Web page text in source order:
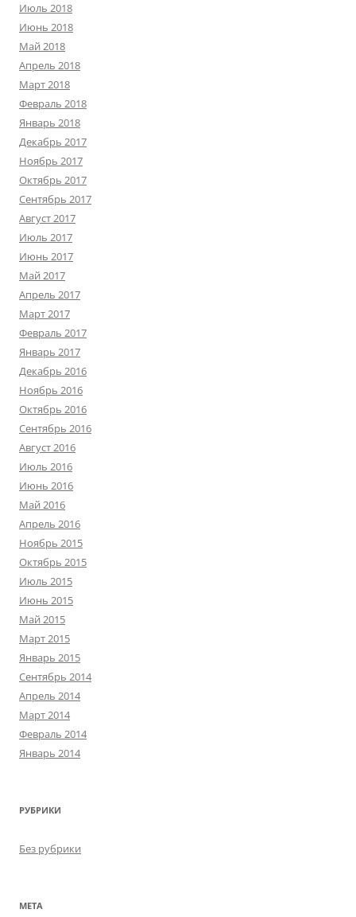
Июль 2018
Июнь 2018
Май 2018
Апрель 2018
Март 2018
Февраль 2018
Январь 2018
Декабрь 2017
Ноябрь 2017
Октябрь 2017
Сентябрь 2017
Август 2017
Июль 2017
Июнь 2017
Май 2017
Апрель 2017
Март 2017
Февраль 2017
Январь 2017
Декабрь 2016
Ноябрь 2016
Октябрь 2016
Сентябрь 2016
Август 2016
Июль 2016
Июнь 2016
Май 2016
Апрель 2016
Ноябрь 2015
Октябрь 2015
Июль 2015
Июнь 2015
Май 2015
Март 2015
Январь 2015
Сентябрь 2014
Апрель 2014
Март 2014
Февраль 2014
Январь 2014
РУБРИКИ
Без рубрики
МЕТА